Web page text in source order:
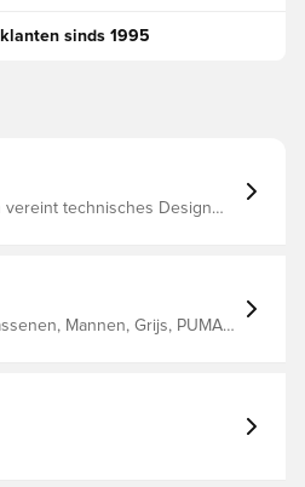
sinds 1995
vereint technisches Design
City Details runden
Ausschnitt: Stehkragen
Mannen, Grijs, PUMA,